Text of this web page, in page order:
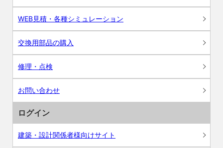
WEB見積・各種シミュレーション
交換用部品の購入
修理・点検
お問い合わせ
ログイン
建築・設計関係者様向けサイト